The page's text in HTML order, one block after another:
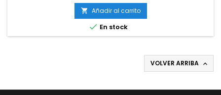
 Añadir al carrito
 En stock
VOLVER ARRIBA 